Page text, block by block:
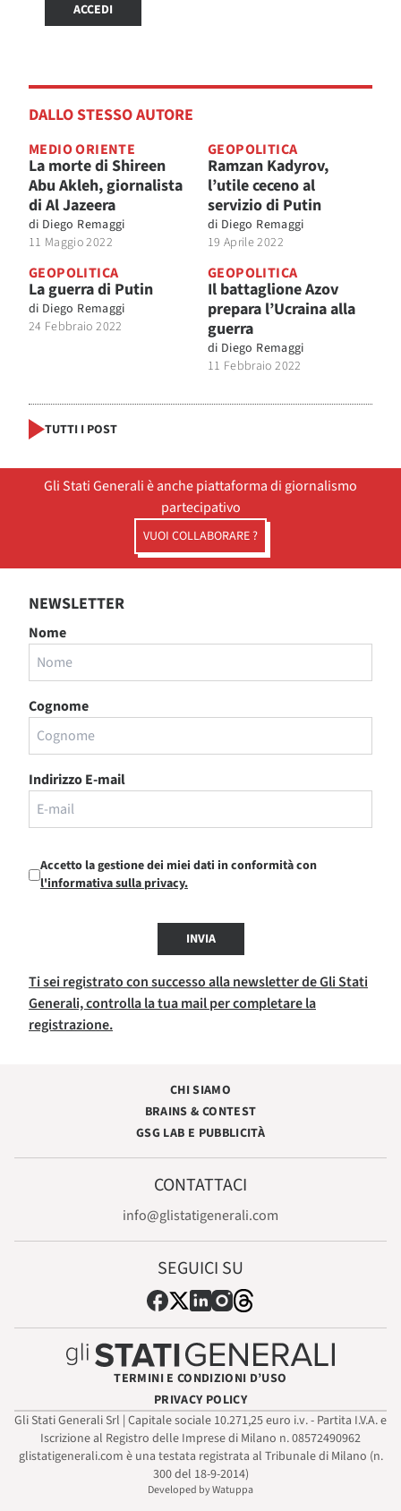
ACCEDI
DALLO STESSO AUTORE
MEDIO ORIENTE
La morte di Shireen
Abu Akleh, giornalista
di Al Jazeera
di Diego Remaggi
11 Maggio 2022
GEOPOLITICA
Ramzan Kadyrov,
l’utile ceceno al
servizio di Putin
di Diego Remaggi
19 Aprile 2022
GEOPOLITICA
La guerra di Putin
di Diego Remaggi
24 Febbraio 2022
GEOPOLITICA
Il battaglione Azov
prepara l’Ucraina alla
guerra
di Diego Remaggi
11 Febbraio 2022
TUTTI I POST
Gli Stati Generali è anche piattaforma di giornalismo
partecipativo
VUOI COLLABORARE ?
NEWSLETTER
Nome
Cognome
Indirizzo E-mail
Accetto la gestione dei miei dati in conformità con
l'informativa sulla privacy.
INVIA
Ti sei registrato con successo alla newsletter de Gli Stati
Generali, controlla la tua mail per completare la
registrazione.
CHI SIAMO
BRAINS & CONTEST
GSG LAB E PUBBLICITÀ
CONTATTACI
info@glistatigenerali.com
SEGUICI SU
TERMINI E CONDIZIONI D’USO
PRIVACY POLICY
Gli Stati Generali Srl | Capitale sociale 10.271,25 euro i.v. - Partita I.V.A. e
Iscrizione al Registro delle Imprese di Milano n. 08572490962
glistatigenerali.com è una testata registrata al Tribunale di Milano (n.
300 del 18-9-2014)
Developed by Watuppa